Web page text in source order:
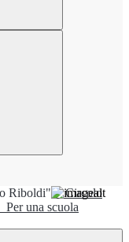
1° Circolo
Per una scuola